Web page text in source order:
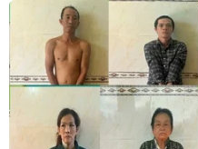
Việt Nam khẳng định vị
lãm thương mại quốc tế
07/08/2026 23:08